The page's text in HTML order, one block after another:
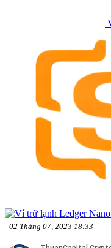
02 Tháng 07, 2023 18:33